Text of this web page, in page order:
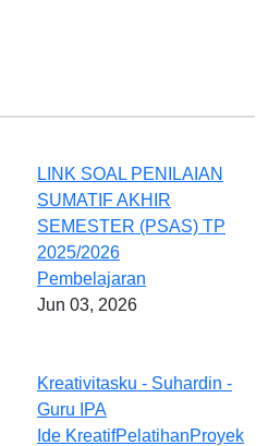
LINK SOAL PENILAIAN
SUMATIF AKHIR
SEMESTER (PSAS) TP
2025/2026
Pembelajaran
Jun 03, 2026
Kreativitasku - Suhardin -
Guru IPA
Ide KreatifPelatihanProyek